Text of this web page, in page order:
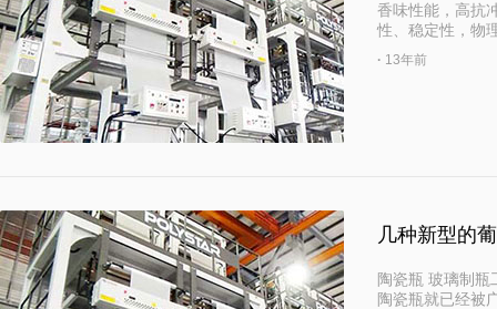
香味性能，高抗
性、稳定性，物
· 13年前
几种新型的
陶瓷瓶 玻璃制
陶瓷瓶就已经被